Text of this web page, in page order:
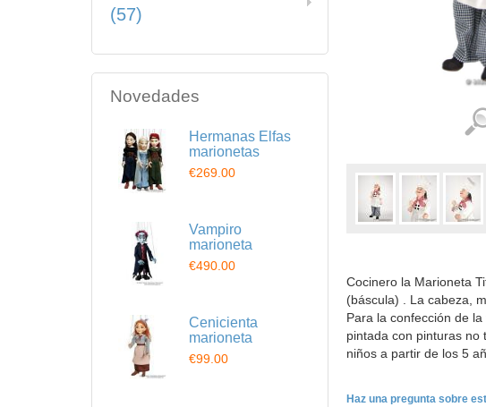
Cocinero la Marioneta
(báscula) . La cabeza,
Para la confección de
pintada con pinturas no
niños a partir de los 5
Haz una pregunta sobre
(57)
Novedades
Hermanas Elfas
marionetas
€269.00
Vampiro
marioneta
€490.00
Cenicienta
marioneta
€99.00